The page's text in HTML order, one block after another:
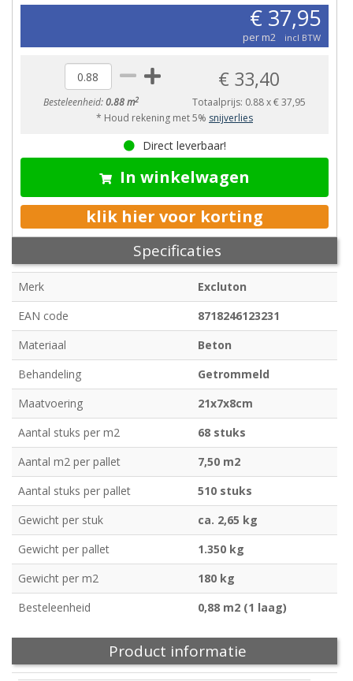
€ 37,95
per m2 incl BTW
Besteleenheid:0.88 m2
€ 33,40
Totaalprijs: 0.88x€ 37,95
* Houd rekening met 5% snijverlies
Direct leverbaar!
In winkelwagen
klik hier voor korting
Specificaties
Merk
Excluton
EAN code
8718246123231
Materiaal
Beton
Behandeling
Getrommeld
Maatvoering
21x7x8cm
Aantal stuks per m2
68 stuks
Aantal m2 per pallet
7,50 m2
Aantal stuks per pallet
510 stuks
Gewicht per stuk
ca. 2,65 kg
Gewicht per pallet
1.350 kg
Gewicht per m2
180 kg
Besteleenheid
0,88 m2 (1 laag)
Product informatie